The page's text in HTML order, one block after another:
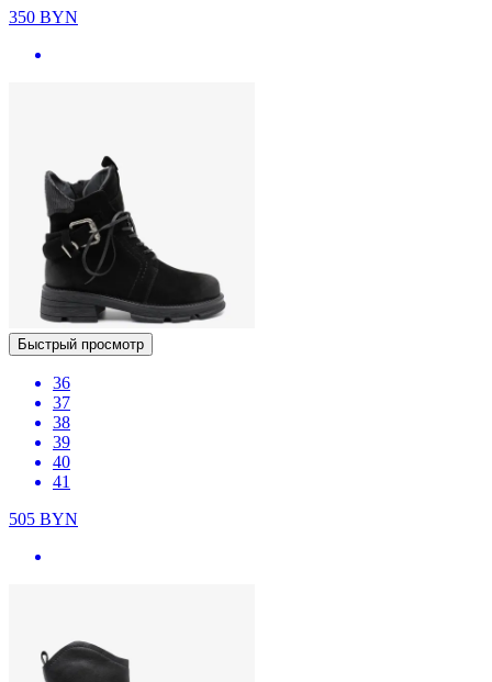
350 BYN
Быстрый просмотр
36
37
38
39
40
41
505 BYN